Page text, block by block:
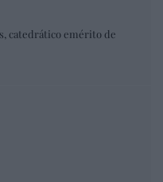
catedrático emérito de